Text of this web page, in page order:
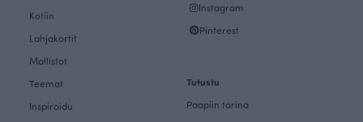
Kotiin
Lahjakortit
Mallistot
Teemat
Inspiroidu
Instagram
Pinterest
Tutustu
Paapiin tarina